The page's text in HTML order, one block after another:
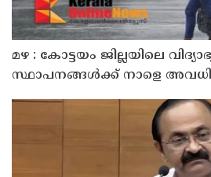
മഴ : കോട്ടയം ജില്ലയിലെ
സ്ഥാപനങ്ങൾക്ക് നാളെ അവധി